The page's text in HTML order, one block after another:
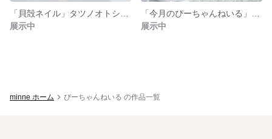
展示中
展示中
minne ホーム ぴーちゃんねいる の作品一覧